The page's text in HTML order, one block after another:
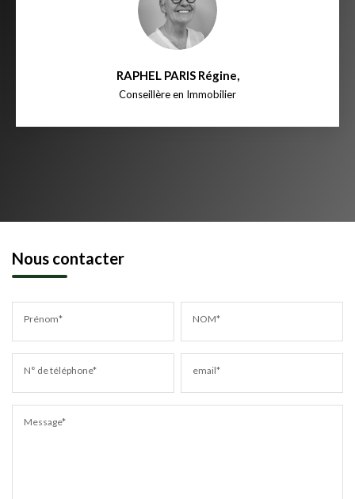
RAPHEL PARIS Régine,
Conseillère en Immobilier
Nous contacter
Prénom* NOM*
N° de téléphone* email*
Message*